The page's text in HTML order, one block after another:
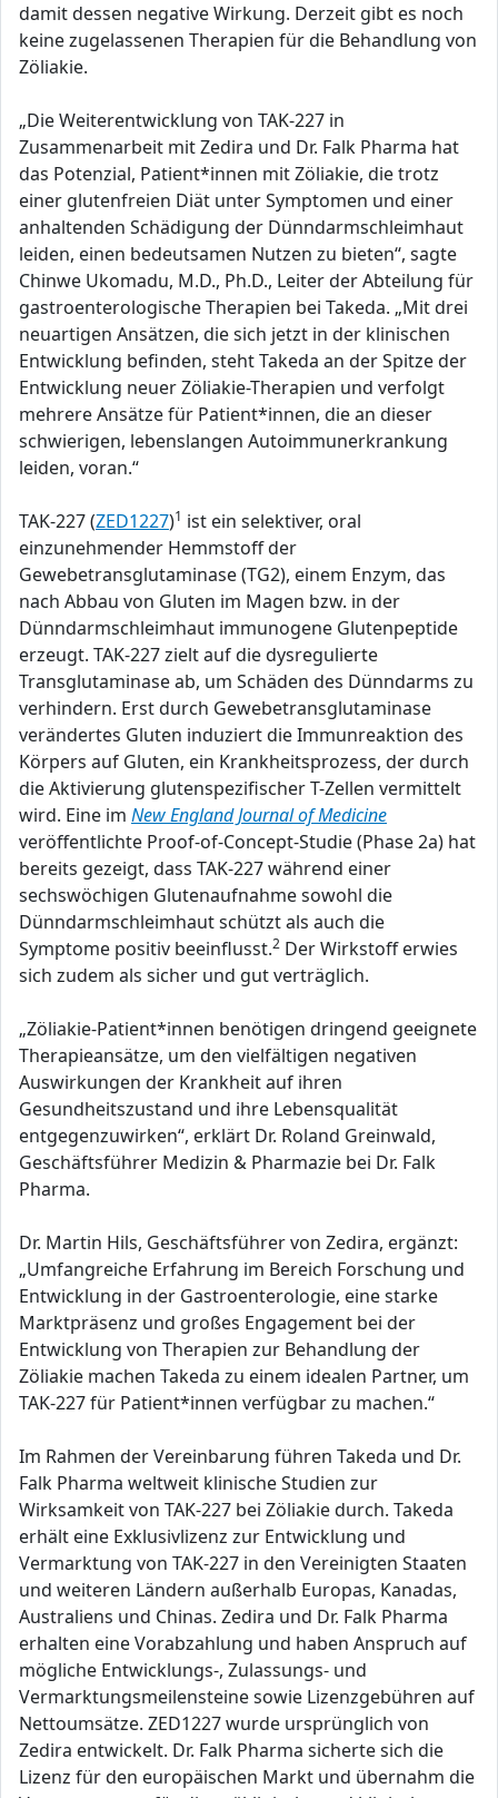
damit dessen negative Wirkung. Derzeit gibt es noch
keine zugelassenen Therapien für die Behandlung von
Zöliakie.
„Die Weiterentwicklung von TAK-227 in
Zusammenarbeit mit Zedira und Dr. Falk Pharma hat
das Potenzial, Patient*innen mit Zöliakie, die trotz
einer glutenfreien Diät unter Symptomen und einer
anhaltenden Schädigung der Dünndarmschleimhaut
leiden, einen bedeutsamen Nutzen zu bieten“, sagte
Chinwe Ukomadu, M.D., Ph.D., Leiter der Abteilung für
gastroenterologische Therapien bei Takeda. „Mit drei
neuartigen Ansätzen, die sich jetzt in der klinischen
Entwicklung befinden, steht Takeda an der Spitze der
Entwicklung neuer Zöliakie-Therapien und verfolgt
mehrere Ansätze für Patient*innen, die an dieser
schwierigen, lebenslangen Autoimmunerkrankung
leiden, voran.“
TAK-227 (ZED1227)1 ist ein selektiver, oral
einzunehmender Hemmstoff der
Gewebetransglutaminase (TG2), einem Enzym, das
nach Abbau von Gluten im Magen bzw. in der
Dünndarmschleimhaut immunogene Glutenpeptide
erzeugt. TAK-227 zielt auf die dysregulierte
Transglutaminase ab, um Schäden des Dünndarms zu
verhindern. Erst durch Gewebetransglutaminase
verändertes Gluten induziert die Immunreaktion des
Körpers auf Gluten, ein Krankheitsprozess, der durch
die Aktivierung glutenspezifischer T-Zellen vermittelt
wird. Eine im New England Journal of Medicine
veröffentlichte Proof-of-Concept-Studie (Phase 2a) hat
bereits gezeigt, dass TAK-227 während einer
sechswöchigen Glutenaufnahme sowohl die
Dünndarmschleimhaut schützt als auch die
Symptome positiv beeinflusst.2 Der Wirkstoff erwies
sich zudem als sicher und gut verträglich.
„Zöliakie-Patient*innen benötigen dringend geeignete
Therapieansätze, um den vielfältigen negativen
Auswirkungen der Krankheit auf ihren
Gesundheitszustand und ihre Lebensqualität
entgegenzuwirken“, erklärt Dr. Roland Greinwald,
Geschäftsführer Medizin & Pharmazie bei Dr. Falk
Pharma.
Dr. Martin Hils, Geschäftsführer von Zedira, ergänzt:
„Umfangreiche Erfahrung im Bereich Forschung und
Entwicklung in der Gastroenterologie, eine starke
Marktpräsenz und großes Engagement bei der
Entwicklung von Therapien zur Behandlung der
Zöliakie machen Takeda zu einem idealen Partner, um
TAK-227 für Patient*innen verfügbar zu machen.“
Im Rahmen der Vereinbarung führen Takeda und Dr.
Falk Pharma weltweit klinische Studien zur
Wirksamkeit von TAK-227 bei Zöliakie durch. Takeda
erhält eine Exklusivlizenz zur Entwicklung und
Vermarktung von TAK-227 in den Vereinigten Staaten
und weiteren Ländern außerhalb Europas, Kanadas,
Australiens und Chinas. Zedira und Dr. Falk Pharma
erhalten eine Vorabzahlung und haben Anspruch auf
mögliche Entwicklungs-, Zulassungs- und
Vermarktungsmeilensteine sowie Lizenzgebühren auf
Nettoumsätze. ZED1227 wurde ursprünglich von
Zedira entwickelt. Dr. Falk Pharma sicherte sich die
Lizenz für den europäischen Markt und übernahm die